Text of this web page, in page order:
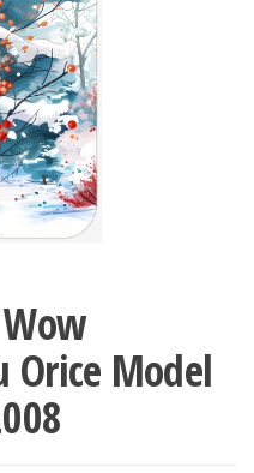
Orice Model